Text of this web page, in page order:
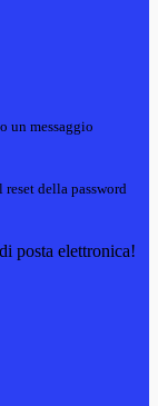
un messaggio
della password
posta elettronica!